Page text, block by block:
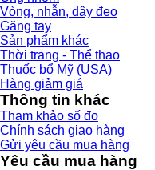
Vòng, nhẫn, dây đeo
Găng tay
Sản phẩm khác
Thời trang - Thể thao
Thuốc bổ Mỹ (USA)
Hàng giảm giá
Thông tin khác
Tham khảo số đo
Chính sách giao hàng
Gửi yêu cầu mua hàng
Yêu cầu mua hàng